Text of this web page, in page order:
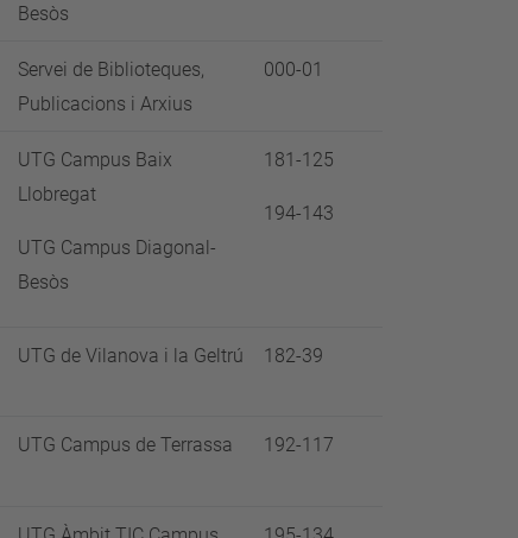
Besòs
Servei de Biblioteques,
Publicacions i Arxius
000-01
UTG Campus Baix
Llobregat
UTG Campus Diagonal-
Besòs
181-125
194-143
UTG de Vilanova i la Geltrú 182-39
UTG Campus de Terrassa 192-117